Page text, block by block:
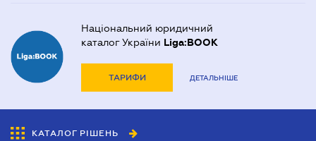
Національний юридичний
каталог України Liga:BOOK
ТАРИФИ ДЕТАЛЬНІШЕ
КАТАЛОГ РІШЕНЬ